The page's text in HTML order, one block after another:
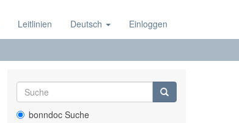
Leitlinien Deutsch Einloggen
bonndoc Suche